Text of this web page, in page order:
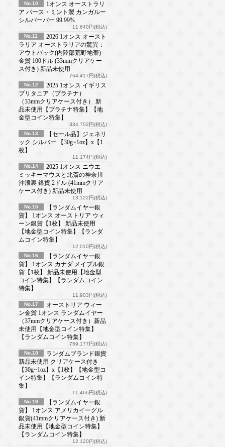
No.10
1オンス オーストラリ
ア パース・ミント製 カンガルー
シルバーバー 99.99%
11,640円(税込)
No.11
2026 1オンス オースト
ラリア オーストラリアの驚異：
アウトバック(内陸部荒野地帯)
金貨 100ドル (33mmクリアケー
ス付き) 新品未使用
764,417円(税込)
No.12
2025 1オンス イギリス
ブリタニア（プラチナ）
（33mmクリアケース付き） 新
品未使用【プラチナ特集】【地
金型コイン特集】
334,702円(税込)
No.13
【セール品】ジェネリ
ック シルバー 【30g~1oz】x【1
枚】
11,174円(税込)
No.14
2025 1オンス ニウエ
ミッキーマウスと北斎の神奈川
沖浪裏 銀貨 2ドル (41mmクリア
ケース付き) 新品未使用
13,122円(税込)
No.15
【ランダムイヤー銀
貨】 1オンス オーストリア ウィ
ーン銀貨【1枚】 新品未使用
【地金型コイン特集】【ランダ
ムコイン特集】
12,010円(税込)
No.16
【ランダムイヤー銀
貨】 1オンス カナダ メイプル銀
貨【1枚】 新品未使用【地金型
コイン特集】【ランダムコイン
特集】
11,903円(税込)
No.17
オーストリア ウィー
ン金貨 1オンス ランダムイヤー
（37mmクリアケース付き）新品
未使用【地金型コイン特集】
【ランダムコイン特集】
759,177円(税込)
No.18
ランダムブランド銀貨
新品未使用 クリアケース付き
【30g~1oz】x【1枚】【地金型コ
イン特集】【ランダムコイン特
集】
11,466円(税込)
No.19
【ランダムイヤー銀
貨】 1オンス アメリカイーグル
銀貨(41mmクリアケース付き) 新
品未使用【地金型コイン特集】
【ランダムコイン特集】
12,120円(税込)